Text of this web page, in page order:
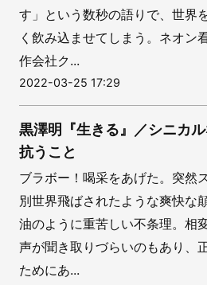
す」という数秒の語りで、世界
く飲み込ませてしまう。ネオン
作会社ク...
2022-03-25 17:29
黒澤明『生きる』／シニカ
抗うこと
ブラボー！喝采をあげた。突然
別世界飛ばされたような爽快な
油のように重苦しい不条理。相
声が聞き取りづらいのもあり、
ためにあ...